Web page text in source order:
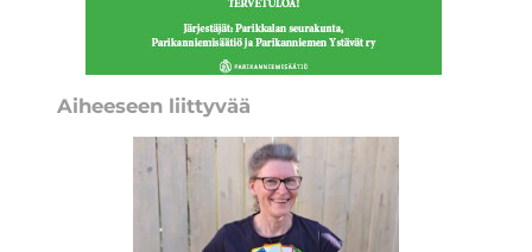
Aiheeseen liittyvää